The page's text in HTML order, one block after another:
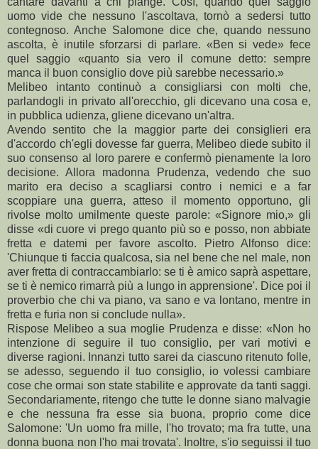
uomo vide che nessuno l'ascoltava, tornò a sedersi tutto
contegnoso. Anche Salomone dice che, quando nessuno
ascolta, è inutile sforzarsi di parlare. «Ben si vede» fece
quel saggio «quanto sia vero il comune detto: sempre
manca il buon consiglio dove più sarebbe necessario.»
Melibeo intanto continuò a consigliarsi con molti che,
parlandogli in privato all'orecchio, gli dicevano una cosa e,
in pubblica udienza, gliene dicevano un'altra.
Avendo sentito che la maggior parte dei consiglieri era
d'accordo ch'egli dovesse far guerra, Melibeo diede subito il
suo consenso al loro parere e confermò pienamente la loro
decisione. Allora madonna Prudenza, vedendo che suo
marito era deciso a scagliarsi contro i nemici e a far
scoppiare una guerra, atteso il momento opportuno, gli
rivolse molto umilmente queste parole: «Signore mio,» gli
disse «di cuore vi prego quanto più so e posso, non abbiate
fretta e datemi per favore ascolto. Pietro Alfonso dice:
'Chiunque ti faccia qualcosa, sia nel bene che nel male, non
aver fretta di contraccambiarlo: se ti è amico saprà aspettare,
se ti è nemico rimarrà più a lungo in apprensione'. Dice poi il
proverbio che chi va piano, va sano e va lontano, mentre in
fretta e furia non si conclude nulla».
Rispose Melibeo a sua moglie Prudenza e disse: «Non ho
intenzione di seguire il tuo consiglio, per vari motivi e
diverse ragioni. Innanzi tutto sarei da ciascuno ritenuto folle,
se adesso, seguendo il tuo consiglio, io volessi cambiare
cose che ormai son state stabilite e approvate da tanti saggi.
Secondariamente, ritengo che tutte le donne siano malvagie
e che nessuna fra esse sia buona, proprio come dice
Salomone: 'Un uomo fra mille, l'ho trovato; ma fra tutte, una
donna buona non l'ho mai trovata'. Inoltre, s'io seguissi il tuo